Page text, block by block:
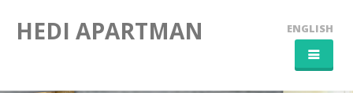
HEDI APARTMAN ENGLISH